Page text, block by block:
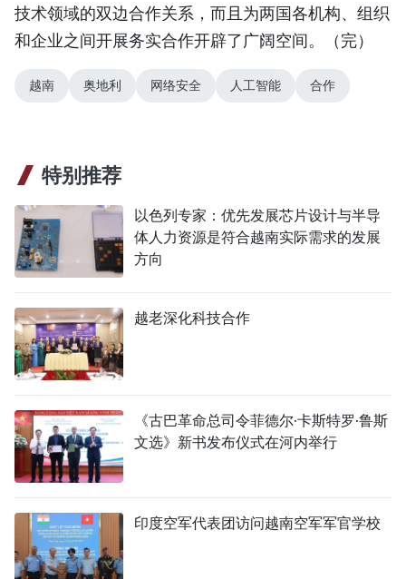
技术领域的双边合作关系，而且为两国各机构、组织
和企业之间开展务实合作开辟了广阔空间。（完）
越南 奥地利 网络安全 人工智能 合作
特别推荐
以色列专家：优先发展芯片设计与半导
体人力资源是符合越南实际需求的发展
方向
越老深化科技合作
《古巴革命总司令菲德尔·卡斯特罗·鲁斯
文选》新书发布仪式在河内举行
印度空军代表团访问越南空军军官学校